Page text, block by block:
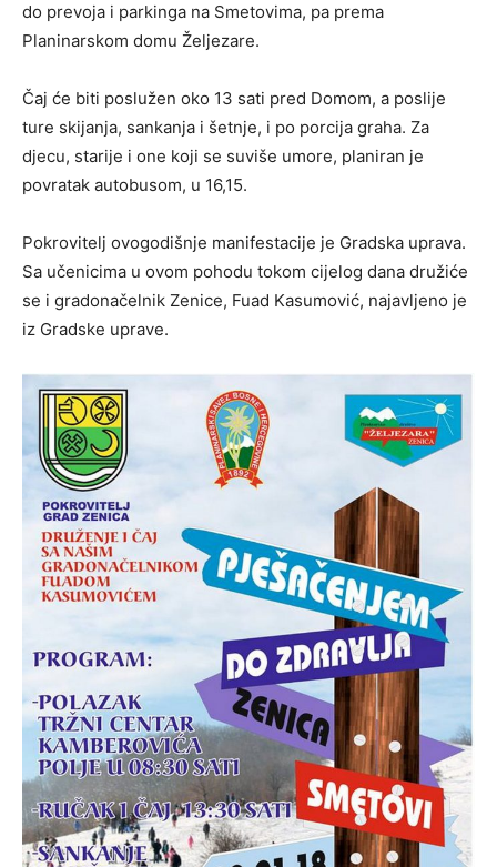
do prevoja i parkinga na Smetovima, pa prema
Planinarskom domu Željezare.
Čaj će biti poslužen oko 13 sati pred Domom, a poslije
ture skijanja, sankanja i šetnje, i po porcija graha. Za
djecu, starije i one koji se suviše umore, planiran je
povratak autobusom, u 16,15.
Pokrovitelj ovogodišnje manifestacije je Gradska uprava.
Sa učenicima u ovom pohodu tokom cijelog dana družiće
se i gradonačelnik Zenice, Fuad Kasumović, najavljeno je
iz Gradske uprave.